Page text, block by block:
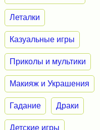
Леталки
Казуальные игры
Приколы и мультики
Макияж и Украшения
Гадание Драки
Детские игры